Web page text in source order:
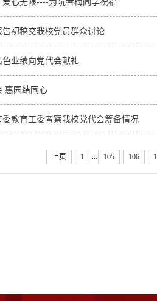
告初稿交我校党员群众讨论
色业绩向党代会献礼
惠园结同心
教育工委考察我校党代会筹备情况
上页 1 105 106